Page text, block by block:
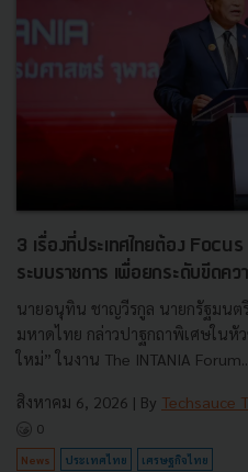
3 เรื่องที่ประเทศไทยต้อง
ระบบราชการ เพื่อยกระดับขีดคว
นายอนุทิน ชาญวีรกูล นายกรัฐมนต
มหาดไทย กล่าวปาฐกถาพิเศษในหั
ใหม่” ในงาน The INTANIA
สิงหาคม 6, 2026 | By Techsauce
0
News ประเทศไทย เศรษฐกิจไทย